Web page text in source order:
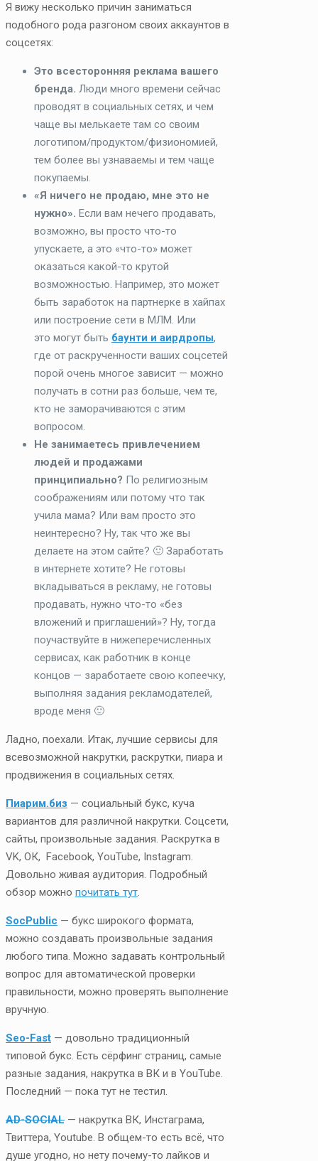
Я вижу несколько причин заниматься
подобного рода разгоном своих аккаунтов в
соцсетях:
Это всесторонняя реклама вашего
бренда. Люди много времени сейчас
проводят в социальных сетях, и чем
чаще вы мелькаете там со своим
логотипом/продуктом/физиономией,
тем более вы узнаваемы и тем чаще
покупаемы.
«Я ничего не продаю, мне это не
нужно». Если вам нечего продавать,
возможно, вы просто что-то
упускаете, а это «что-то» может
оказаться какой-то крутой
возможностью. Например, это может
быть заработок на партнерке в хайпах
или построение сети в МЛМ. Или
это могут быть баунти и аирдропы,
где от раскрученности ваших соцсетей
порой очень многое зависит — можно
получать в сотни раз больше, чем те,
кто не заморачиваются с этим
вопросом.
Не занимаетесь привлечением
людей и продажами
принципиально? По религиозным
соображениям или потому что так
учила мама? Или вам просто это
неинтересно? Ну, так что же вы
делаете на этом сайте? 🙂 Заработать
в интернете хотите? Не готовы
вкладываться в рекламу, не готовы
продавать, нужно что-то «без
вложений и приглашений»? Ну, тогда
поучаствуйте в нижеперечисленных
сервисах, как работник в конце
концов — заработаете свою копеечку,
выполняя задания рекламодателей,
вроде меня 🙂
Ладно, поехали. Итак, лучшие сервисы для
всевозможной накрутки, раскрутки, пиара и
продвижения в социальных сетях.
Пиарим.биз — социальный букс, куча
вариантов для различной накрутки. Соцсети,
сайты, произвольные задания. Раскрутка в
VK, ОК, Facebook, YouTube, Instagram.
Довольно живая аудитория. Подробный
обзор можно почитать тут.
SocPublic — букс широкого формата,
можно создавать произвольные задания
любого типа. Можно задавать контрольный
вопрос для автоматической проверки
правильности, можно проверять выполнение
вручную.
Seo-Fast — довольно традиционный
типовой букс. Есть сёрфинг страниц, самые
разные задания, накрутка в ВК и в YouTube.
Последний — пока тут не тестил.
AD-SOCIAL — накрутка ВК, Инстаграма,
Твиттера, Youtube. В общем-то есть всё, что
душе угодно, но нету почему-то лайков и